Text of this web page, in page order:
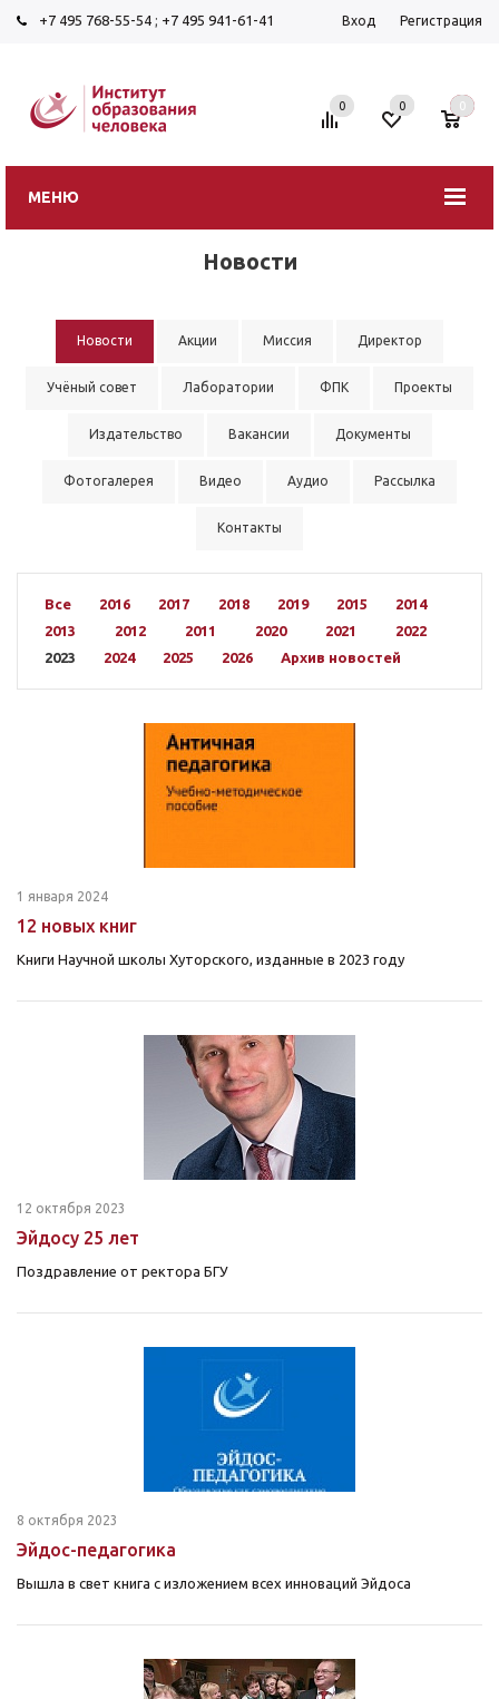
+7 495 768-55-54 ; +7 495 941-61-41 Вход Регистрация
МЕНЮ
0 0 0
Новости
Новости Акции Миссия Директор
Учёный совет Лаборатории ФПК Проекты
Издательство Вакансии Документы
Фотогалерея Видео Аудио Рассылка
Контакты
Все 2016 2017 2018 2019 2015
2014
2013
2012 2011 2020 2021
2022
2023
2024 2025 2026 Архив новостей
1 января 2024
12 новых книг
Книги Научной школы Хуторского, изданные в 2023 году
12 октября 2023
Эйдосу 25 лет
Поздравление от ректора БГУ
8 октября 2023
Эйдос-педагогика
Вышла в свет книга с изложением всех инноваций Эйдоса